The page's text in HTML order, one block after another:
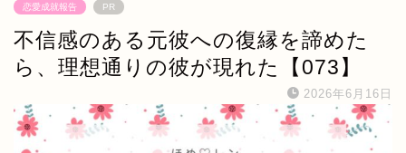
恋愛成就報告 PR
不信感のある元彼への復縁を諦めた
ら、理想通りの彼が現れた【073】
2026年6月16日